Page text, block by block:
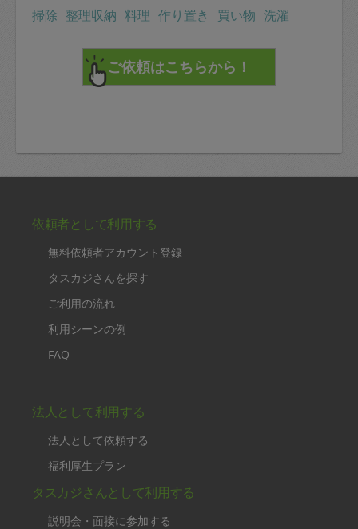
掃除 整理収納 料理 作り置き 買い物 洗濯
依頼者として利用する
無料依頼者アカウント登録
タスカジさんを探す
ご利用の流れ
利用シーンの例
FAQ
法人として利用する
法人として依頼する
福利厚生プラン
タスカジさんとして利用する
説明会・面接に参加する